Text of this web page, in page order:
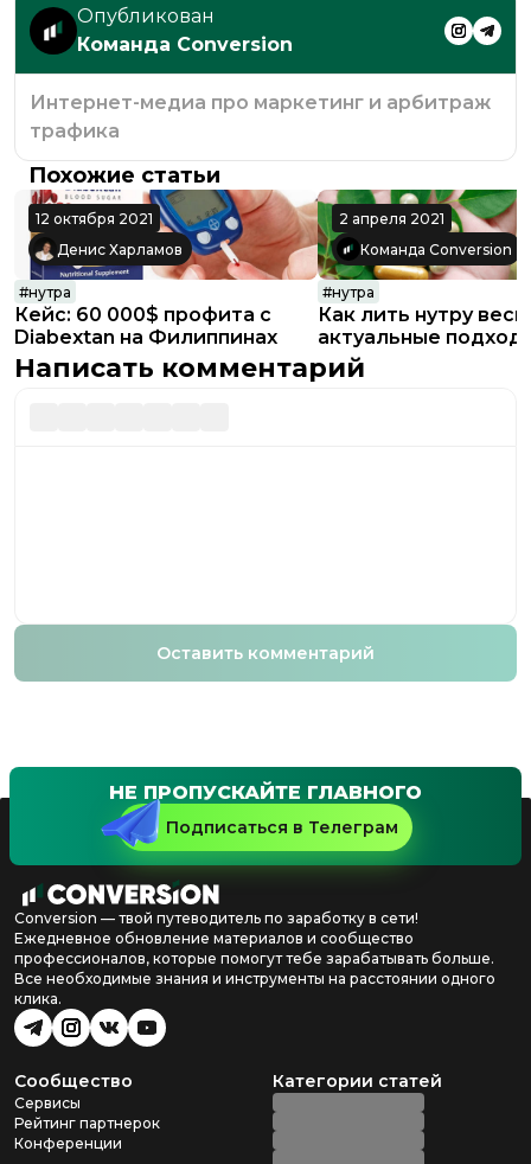
Опубликован
Команда Conversion
Интернет-медиа про маркетинг и арбитраж
трафика
Похожие статьи
12 октября 2021
Денис Харламов
#нутра
Кейс: 60 000$ профита с
Diabextan на Филиппинах
2 апреля 2021
Команда Conversion
#нутра
Как лить нутру
актуальные
нутра-офферов в
Написать комментарий
Оставить комментарий
НЕ ПРОПУСКАЙТЕ ГЛАВНОГО
Подписаться в Телеграм
Conversion — твой путеводитель по заработку в сети!
Ежедневное обновление материалов и сообщество
профессионалов, которые помогут тебе зарабатывать больше.
Все необходимые знания и инструменты на расстоянии одного
клика.
Сообщество
Сервисы
Рейтинг партнерок
Конференции
Категории статей